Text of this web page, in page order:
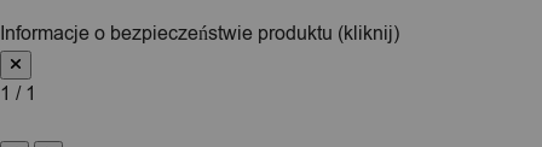
Informacje o bezpieczeństwie produktu (kliknij)
1 / 1